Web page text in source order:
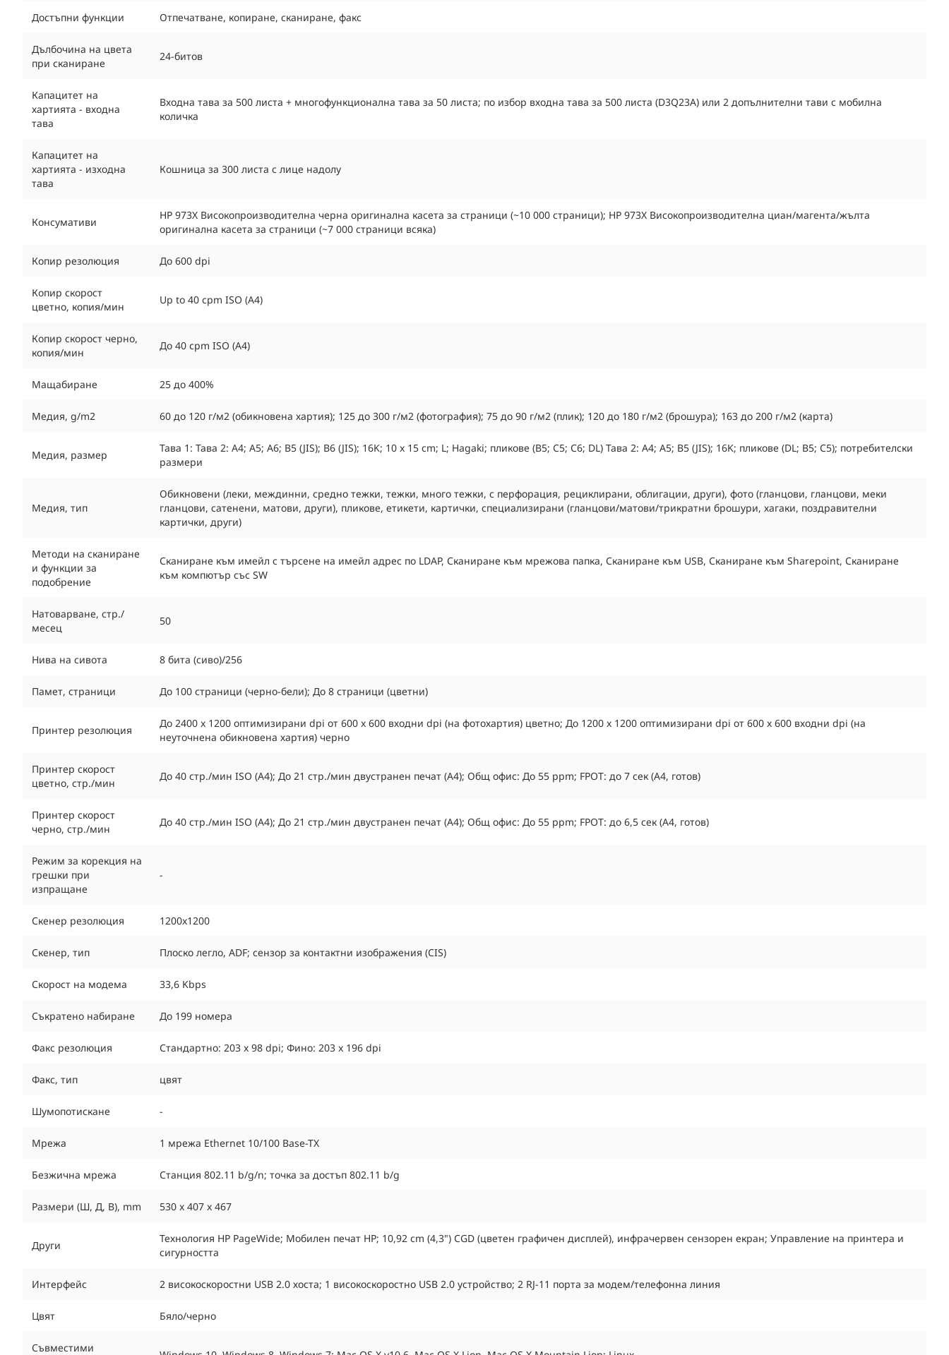
Достъпни функции Отпечатване, копиране, сканиране, факс
Дълбочина на цвета
при сканиране
24-битов
Капацитет на
хартията - входна
тава
Входна тава за 500 листа + многофункционална тава за 50 листа; по избор входна тава за 500 листа (D3Q23A) или 2 допълнителни тави с мобилна
количка
Капацитет на
хартията - изходна
тава
Кошница за 300 листа с лице надолу
Консумативи
HP 973X Високопроизводителна черна оригинална касета за страници (~10 000 страници); HP 973X Високопроизводителна циан/магента/жълта
оригинална касета за страници (~7 000 страници всяка)
Копир резолюция До 600 dpi
Копир скорост
цветно, копия/мин
Up to 40 cpm ISO (A4)
Копир скорост черно,
копия/мин
До 40 cpm ISO (A4)
Мащабиране 25 до 400%
Медия, g/m2 60 до 120 г/м2 (обикновена хартия); 125 до 300 г/м2 (фотография); 75 до 90 г/м2 (плик); 120 до 180 г/м2 (брошура); 163 до 200 г/м2 (карта)
Медия, размер
Тава 1: Тава 2: A4; A5; A6; B5 (JIS); B6 (JIS); 16K; 10 x 15 cm; L; Hagaki; пликове (B5; C5; C6; DL) Тава 2: A4; A5; B5 (JIS); 16K; пликове (DL; B5; C5); потребителски
размери
Медия, тип
Обикновени (леки, междинни, средно тежки, тежки, много тежки, с перфорация, рециклирани, облигации, други), фото (гланцови, гланцови, меки
гланцови, сатенени, матови, други), пликове, етикети, картички, специализирани (гланцови/матови/трикратни брошури, хагаки, поздравителни
картички, други)
Методи на сканиране
и функции за
подобрение
Сканиране към имейл с търсене на имейл адрес по LDAP, Сканиране към мрежова папка, Сканиране към USB, Сканиране към Sharepoint, Сканиране
към компютър със SW
Натоварване, стр./
месец
50
Нива на сивота 8 бита (сиво)/256
Памет, страници До 100 страници (черно-бели); До 8 страници (цветни)
Принтер резолюция
До 2400 x 1200 оптимизирани dpi от 600 x 600 входни dpi (на фотохартия) цветно; До 1200 x 1200 оптимизирани dpi от 600 x 600 входни dpi (на
неуточнена обикновена хартия) черно
Принтер скорост
цветно, стр./мин
До 40 стр./мин ISO (A4); До 21 стр./мин двустранен печат (A4); Общ офис: До 55 ppm; FPOT: до 7 сек (A4, готов)
Принтер скорост
черно, стр./мин
До 40 стр./мин ISO (A4); До 21 стр./мин двустранен печат (A4); Общ офис: До 55 ppm; FPOT: до 6,5 сек (A4, готов)
Режим за корекция на
грешки при
изпращане
-
Скенер резолюция 1200x1200
Скенер, тип Плоско легло, ADF; сензор за контактни изображения (CIS)
Скорост на модема 33,6 Kbps
Съкратено набиране До 199 номера
Факс резолюция Стандартно: 203 x 98 dpi; Фино: 203 x 196 dpi
Факс, тип цвят
Шумопотискане -
Мрежа 1 мрежа Ethernet 10/100 Base-TX
Безжична мрежа Станция 802.11 b/g/n; точка за достъп 802.11 b/g
Размери (Ш, Д, В), mm 530 x 407 x 467
Други
Технология HP PageWide; Мобилен печат HP; 10,92 cm (4,3") CGD (цветен графичен дисплей), инфрачервен сензорен екран; Управление на принтера и
сигурността
Интерфейс 2 високоскоростни USB 2.0 хоста; 1 високоскоростно USB 2.0 устройство; 2 RJ-11 порта за модем/телефонна линия
Цвят Бяло/черно
Съвместими